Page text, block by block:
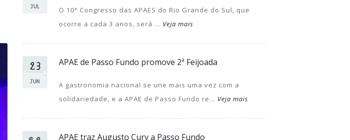
JUL
O 10° Congresso das APAES do Rio Grande do Sul, que
ocorre a cada 3 anos, será ... Veja mais
23
JUN
APAE de Passo Fundo promove 2ª Feijoada
A gastronomia nacional se une mais uma vez com a
solidariedade, e a APAE de Passo Fundo re... Veja mais
APAE traz Augusto Cury a Passo Fundo